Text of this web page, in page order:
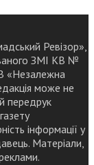
Ревізор»,
ЗМІ КВ №
«Незалежна
може не
передрук
інформації у
Матеріали,